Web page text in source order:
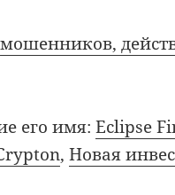
мошенников,
его имя:Eclipse
,Новая